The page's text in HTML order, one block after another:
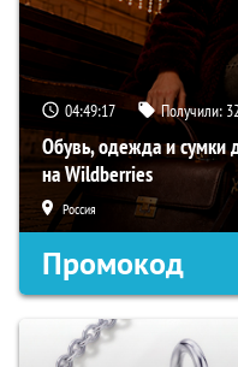
04:49:16 Получили:
Обувь, одежда и сумки
на Wildberries
Россия
Промокод